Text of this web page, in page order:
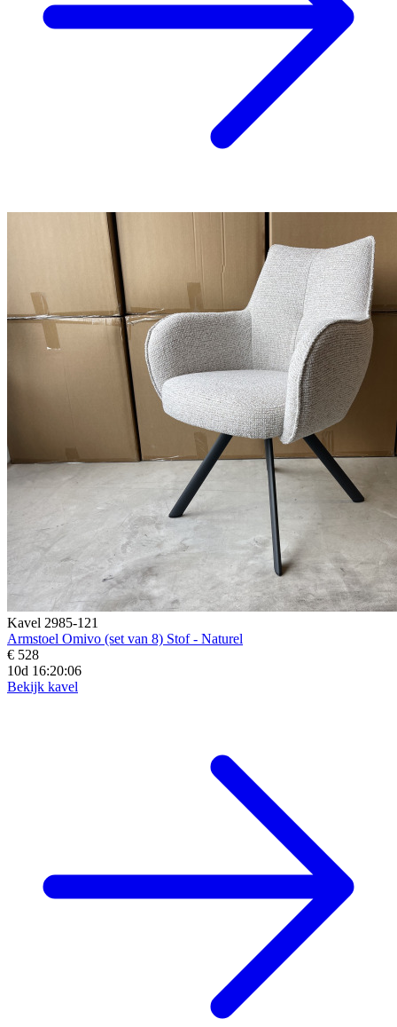
Kavel 2985-121
Armstoel Omivo (set van 8) Stof - Naturel
€ 528
10d 16:20:04
Bekijk kavel